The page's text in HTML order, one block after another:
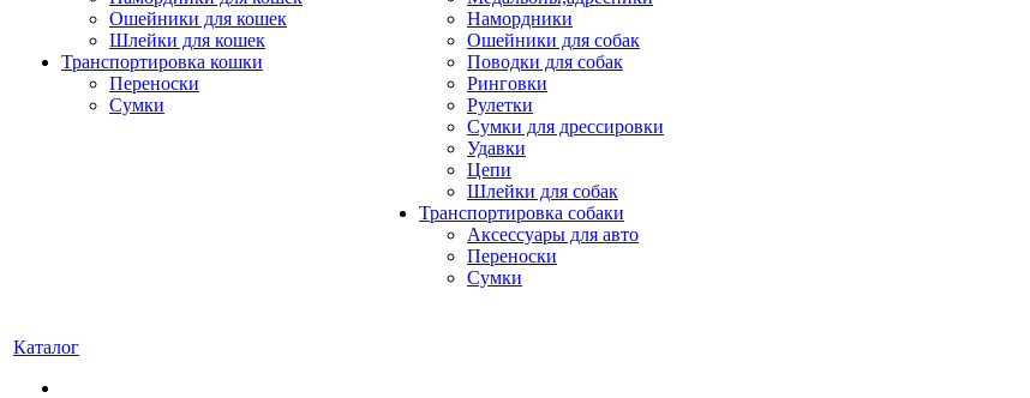
Ошейники для кошек
Шлейки для кошек
Транспортировка кошки
Переноски
Сумки
Намордники
Ошейники для собак
Поводки для собак
Ринговки
Рулетки
Сумки для дрессировки
Удавки
Цепи
Шлейки для собак
Транспортировка собаки
Аксессуары для авто
Переноски
Сумки
Каталог